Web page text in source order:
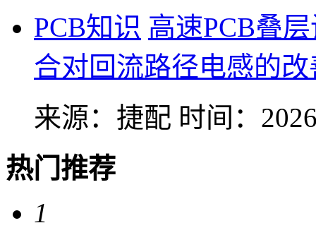
PCB知识 高速PCB叠
合对回流路径电感的改
来源：捷配 时间：
热门推荐
1